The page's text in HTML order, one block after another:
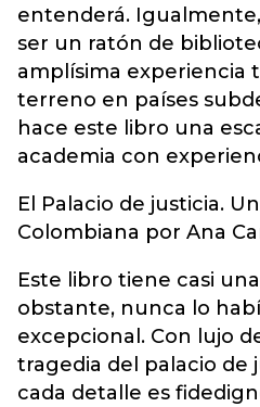
entenderá.
ser un ratón de
amplísima experiencia
terreno en países
hace este libro una
academia con
El Palacio de justicia.
Colombiana por Ana
Este libro tiene casi
obstante, nunca lo
excepcional. Con lujo
tragedia del palacio de
cada detalle es